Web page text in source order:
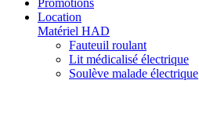
Promotions
Location
Matériel HAD
Fauteuil roulant
Lit médicalisé électrique
Soulève malade électrique